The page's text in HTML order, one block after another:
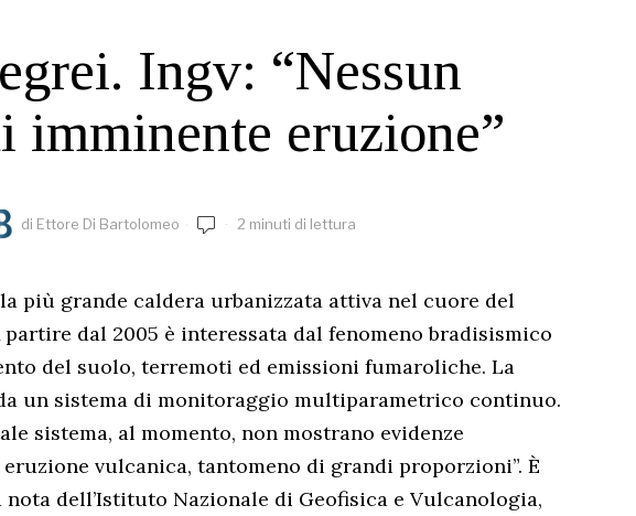
Ingv: “Nessun
imminente eruzione”
di Ettore Di Bartolomeo 2 minuti di lettura
più grande caldera urbanizzata attiva nel cuore del
dal 2005 è interessata dal fenomeno bradisismico
del suolo, terremoti ed emissioni fumaroliche. La
un sistema di monitoraggio multiparametrico continuo.
sistema, al momento, non mostrano evidenze
vulcanica, tantomeno di grandi proporzioni”. È
dell’Istituto Nazionale di Geofisica e Vulcanologia,